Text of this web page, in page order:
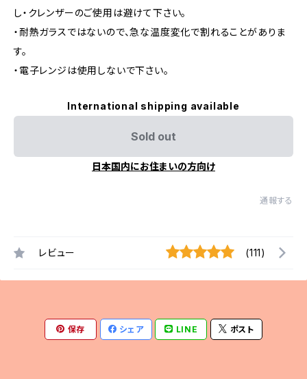
し・クレンザーのご使用は避けて下さい。
・耐熱ガラスではないので、急な温度変化で割れることがありま
す。
・電子レンジは使用しないで下さい。
International shipping available
Sold out
日本国内にお住まいの方向け
通報する
レビュー (111)
保存 シェア LINE ポスト